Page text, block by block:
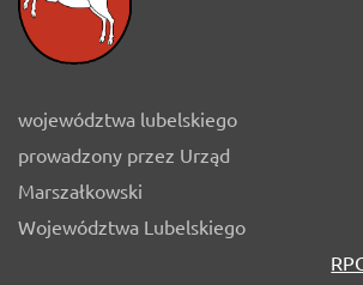
województwa lubelskiego
prowadzony przez Urząd
Marszałkowski
Województwa Lubelskiego